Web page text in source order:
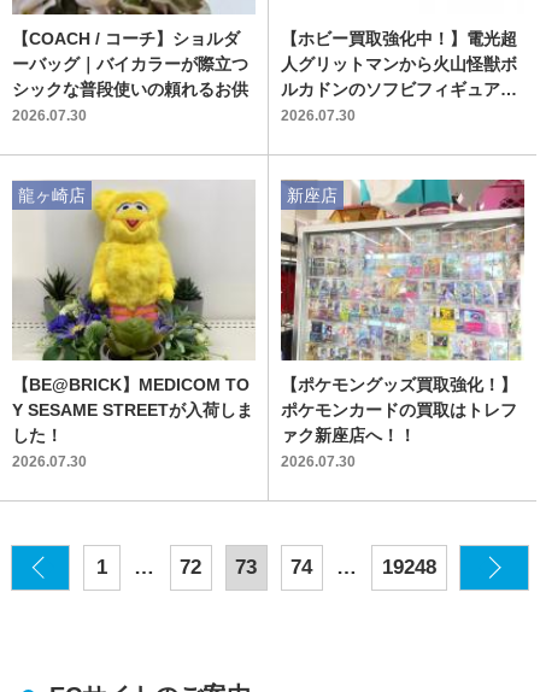
【COACH / コーチ】ショルダ
ーバッグ｜バイカラーが際立つ
シックな普段使いの頼れるお供
2026.07.30
【ホビー買取強化中！】電光超
人グリットマンから火山怪獣ボ
ルカドンのソフビフィギュアが
新入荷いたしました！
2026.07.30
【BE@BRICK】MEDICOM TO
Y SESAME STREETが入荷しま
した！
2026.07.30
龍ヶ崎店
【ポケモングッズ買取強化！】
ポケモンカードの買取はトレフ
ァク新座店へ！！
2026.07.30
新座店
1 … 72 73 74 … 19248